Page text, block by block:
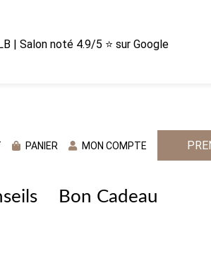
| Salon noté 4.9/5 ⭐ sur Google
PANIER MON COMPTE
Bon Cadeau